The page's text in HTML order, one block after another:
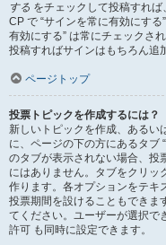
する をチェックして投稿すれ
CP で “サインを常に有効にする
有効にする” は常にチェックさ
投稿すればサインはもちろん追
ページトップ
投票トピックを作成するには？
新しいトピックを作成、あるい
に、ページの下の方にあるタブ
のタブが表示されない場合、投
にはありません。タブをクリッ
作ります。各オプションをテキ
投票期間を設けることもできま
てください。ユーザーが選択で
許可 も同時に設定できます。